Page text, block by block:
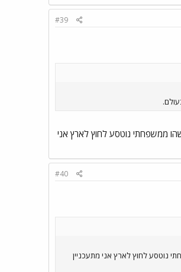
#39
ממשפחתי נוטסע לחוץ לארץ אני
#40
נוטסע לחוץ לארץ אני מתעכניין